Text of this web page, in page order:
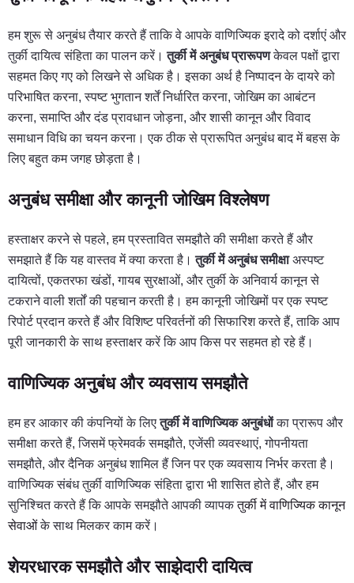
हम शुरू से अनुबंध तैयार करते हैं ताकि वे आपके वाणिज्यिक इरादे को दर्शाएं और
तुर्की दायित्व संहिता का पालन करें।तुर्की में अनुबंध प्रारूपणकेवल पक्षों द्वारा
सहमत किए गए को लिखने से अधिक है। इसका अर्थ है निष्पादन के दायरे को
परिभाषित करना, स्पष्ट भुगतान शर्तें निर्धारित करना, जोखिम का आबंटन
करना, समाप्ति और दंड प्रावधान जोड़ना, और शासी कानून और विवाद
समाधान विधि का चयन करना। एक ठीक से प्रारूपित अनुबंध बाद में बहस के
लिए बहुत कम जगह छोड़ता है।
अनुबंध समीक्षा और कानूनी जोखिम विश्लेषण
हस्ताक्षर करने से पहले, हम प्रस्तावित समझौते की समीक्षा करते हैं और
समझाते हैं कि यह वास्तव में क्या करता है।तुर्की में अनुबंध समीक्षाअस्पष्ट
दायित्वों, एकतरफा खंडों, गायब सुरक्षाओं, और तुर्की के अनिवार्य कानून से
टकराने वाली शर्तों की पहचान करती है। हम कानूनी जोखिमों पर एक स्पष्ट
रिपोर्ट प्रदान करते हैं और विशिष्ट परिवर्तनों की सिफारिश करते हैं, ताकि आप
पूरी जानकारी के साथ हस्ताक्षर करें कि आप किस पर सहमत हो रहे हैं।
वाणिज्यिक अनुबंध और व्यवसाय समझौते
हम हर आकार की कंपनियों के लिएतुर्की में वाणिज्यिक अनुबंधोंका प्रारूप और
समीक्षा करते हैं, जिसमें फ्रेमवर्क समझौते, एजेंसी व्यवस्थाएं, गोपनीयता
समझौते, और दैनिक अनुबंध शामिल हैं जिन पर एक व्यवसाय निर्भर करता है।
वाणिज्यिक संबंध तुर्की वाणिज्यिक संहिता द्वारा भी शासित होते हैं, और हम
सुनिश्चित करते हैं कि आपके समझौते आपकी व्यापकतुर्की में वाणिज्यिक कानून
सेवाओंके साथ मिलकर काम करें।
शेयरधारक समझौते और साझेदारी दायित्व